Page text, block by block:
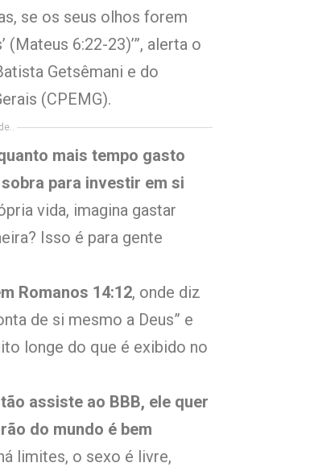
se os seus olhos forem
6:22-23)’”, alerta o
Getsêmani e do
(CPEMG).
mais tempo gasto
para investir em si
vida, imagina gastar
Isso é para gente
Romanos 14:12, onde diz
de si mesmo a Deus” e
longe do que é exibido no
assiste ao BBB, ele quer
do mundo é bem
limites, o sexo é livre,